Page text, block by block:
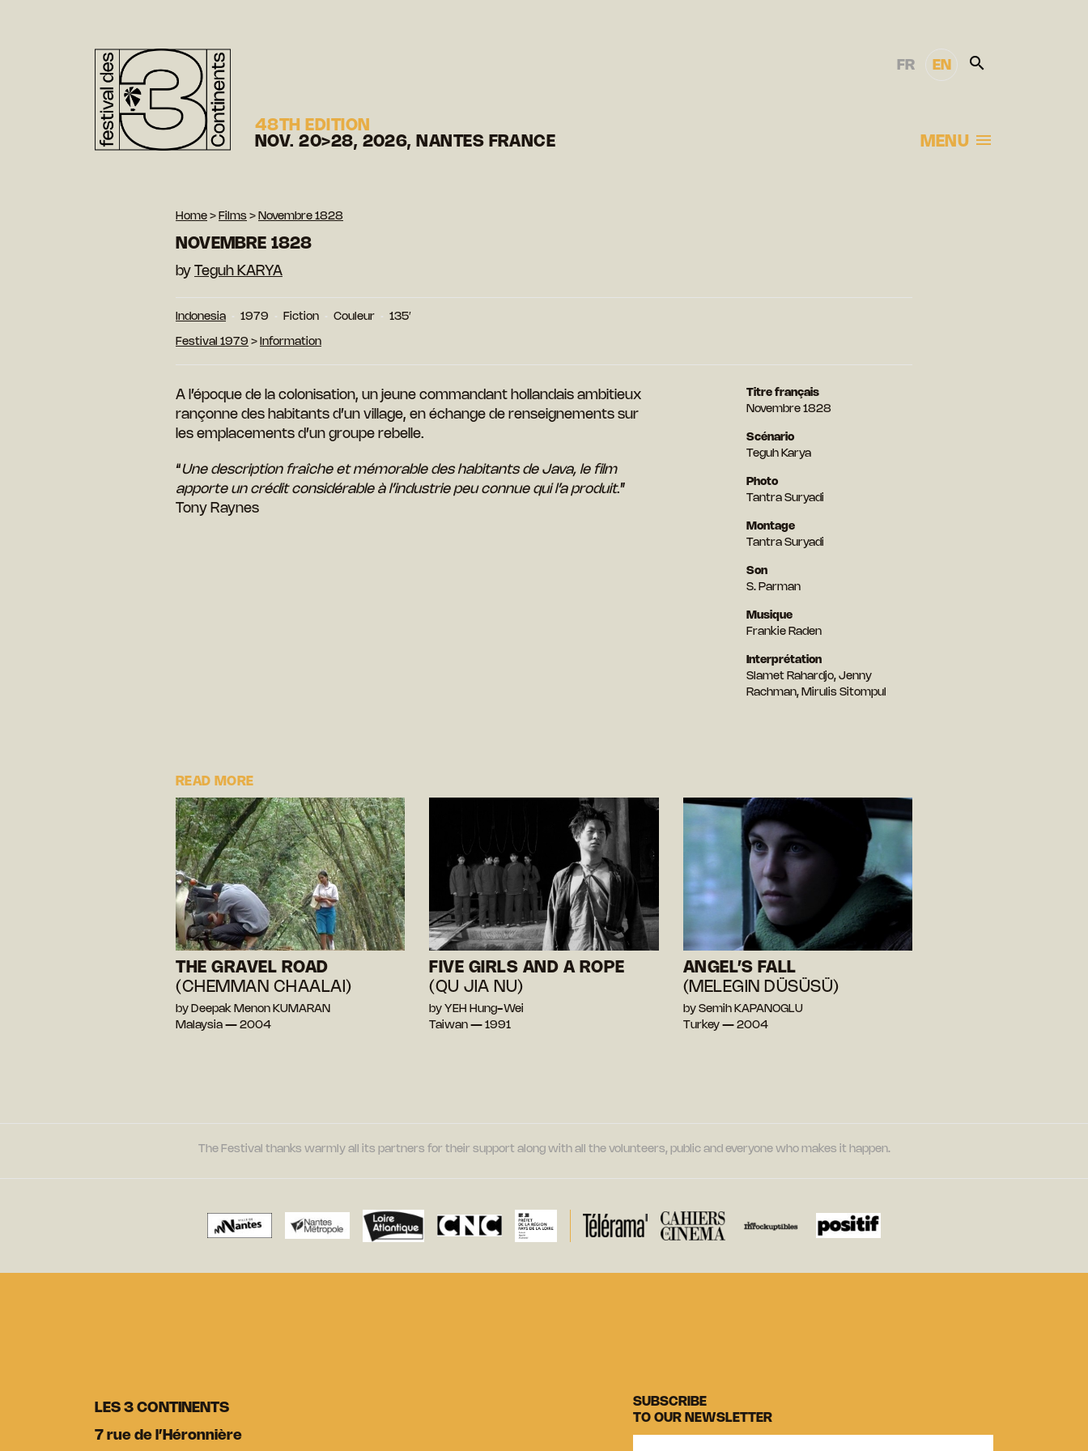
48TH EDITION
NOV. 20>28, 2026, NANTES FRANCE
FR EN
MENU
Home > Films > Novembre 1828
NOVEMBRE 1828
by Teguh KARYA
Indonesia 1979 Fiction Couleur 135′
Festival 1979 > Information
A l’époque de la colonisation, un jeune commandant hollandais ambitieux
rançonne des habitants d’un village, en échange de renseignements sur
les emplacements d’un groupe rebelle.
“Une description fraîche et mémorable des habitants de Java, le film
apporte un crédit considérable à l’industrie peu connue qui l’a produit.”
Tony Raynes
Titre français
Novembre 1828
Scénario
Teguh Karya
Photo
Tantra Suryadi
Montage
Tantra Suryadi
Son
S. Parman
Musique
Frankie Raden
Interprétation
Slamet Rahardjo, Jenny
Rachman, Mirulis Sitompul
READ MORE
THE GRAVEL ROAD
(CHEMMAN CHAALAI)
by Deepak Menon KUMARAN
Malaysia — 2004
FIVE GIRLS AND A ROPE
(QU JIA NU)
by YEH Hung-Wei
Taiwan — 1991
ANGEL’S FALL
(MELEGIN DÜSÜSÜ)
by Semih KAPANOGLU
Turkey — 2004
The Festival thanks warmly all its partners for their support along with all the volunteers, public and everyone who makes it happen.
LES 3 CONTINENTS
7 rue de l’Héronnière
SUBSCRIBE
TO OUR NEWSLETTER